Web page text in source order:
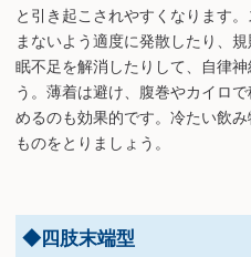
と引き起こされやすくなります
まないよう適度に発散したり、
眠不足を解消したりして、自律神
う。薄着は避け、腹巻やカイロ
めるのも効果的です。冷たい飲
ものをとりましょう。
◆四肢末端型